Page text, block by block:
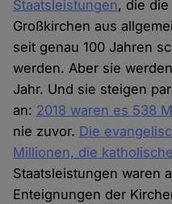
Staatsleistungen, die
Großkirchen aus
seit genau 100 Jahren
werden. Aber sie
Jahr. Und sie steigen
an: 2018 waren es 538
nie zuvor. Die
Millionen, die
Staatsleistungen waren
Enteignungen der